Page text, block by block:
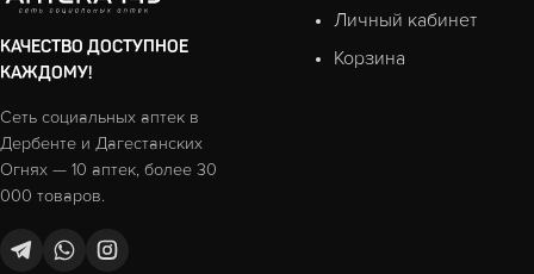
КАЧЕСТВО ДОСТУПНОЕ
КАЖДОМУ!
Сеть социальных аптек в
Дербенте и Дагестанских
Огнях — 10 аптек, более 30
000 товаров.
Личный кабинет
Корзина